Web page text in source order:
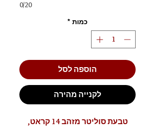
0/20
כמות *
הוספה לסל
לקנייה מהירה
טבעת סוליטר מזהב 14 קראט,